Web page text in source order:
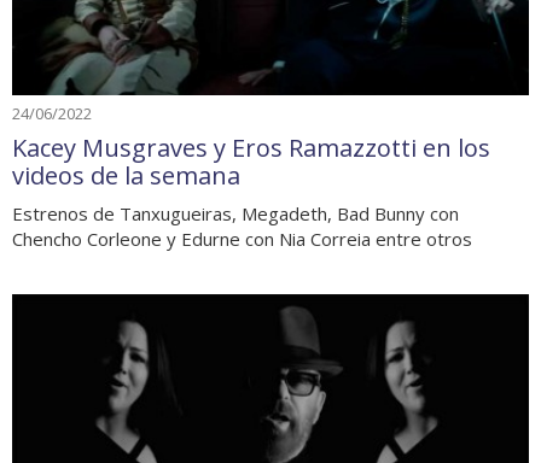
24/06/2022
Kacey Musgraves y Eros Ramazzotti en los
videos de la semana
Estrenos de Tanxugueiras, Megadeth, Bad Bunny con
Chencho Corleone y Edurne con Nia Correia entre otros